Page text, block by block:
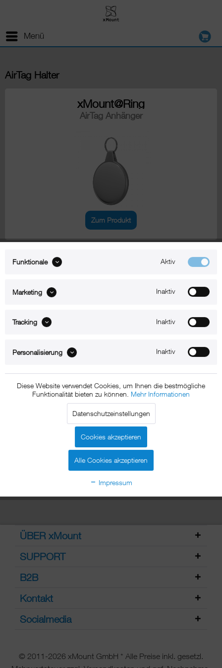
Menü
AirTag Halter
xMount@Ring
AirTag Anhänger
Zum Produkt
der Tasche, am Halsband, an der Hose, Jacke
unserem Anhänger befestigst du ihn sicher an
und hast so deine wichtigsten Dinge immer fest
im Blick! Unser Anhänger sorgt aber nicht nur
den AirTag auch vor Beschädigungen durch
Stöße, damit du lange Freude an deinem
mehr erfahren »
ÜBER xMount
SUPPORT
B2B
Kontakt
Socialmedia
© 2011-2026 xMount GmbH * Alle Preise inkl. gesetzl.
Funktionale Aktiv
Marketing Inaktiv
Tracking Inaktiv
Personalisierung Inaktiv
Diese Website verwendet Cookies, um Ihnen die bestmögliche
Funktionalität bieten zu können. Mehr Informationen
Datenschutzeinstellungen
Cookies akzeptieren
Alle Cookies akzeptieren
Impressum